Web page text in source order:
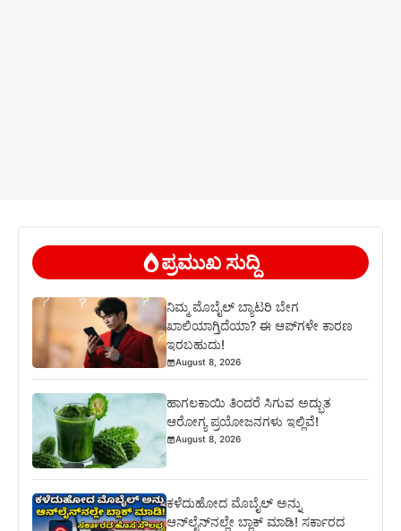
ಪ್ರಮುಖ ಸುದ್ದಿ
ನಿಮ್ಮ ಮೊಬೈಲ್ ಬ್ಯಾಟರಿ ಬೇಗ
ಖಾಲಿಯಾಗ್ತಿದೆಯಾ? ಈ ಆಪ್‌ಗಳೇ ಕಾರಣ
ಇರಬಹುದು!
August 8, 2026
ಹಾಗಲಕಾಯಿ ತಿಂದರೆ ಸಿಗುವ ಅದ್ಭುತ
ಆರೋಗ್ಯ ಪ್ರಯೋಜನಗಳು ಇಲ್ಲಿವೆ!
August 8, 2026
ಕಳೆದುಹೋದ ಮೊಬೈಲ್ ಅನ್ನು
ಆನ್‌ಲೈನ್‌ನಲ್ಲೇ ಬ್ಲಾಕ್ ಮಾಡಿ! ಸರ್ಕಾರದ